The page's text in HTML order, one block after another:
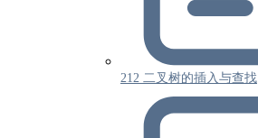
212 二叉树的插入与查找